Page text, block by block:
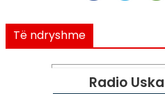
Të ndryshme
Radio